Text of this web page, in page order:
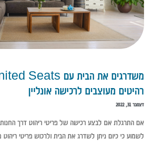
רהיטים מעוצבים לרכישה אונליין
דצמבר 31, 2022
אם התרגלת אם לבצע רכישה של פריטי ריהוט דרך החנות
לשמוע כי כיום ניתן לשדרג את הבית ולרכוש פריטי ריהוט